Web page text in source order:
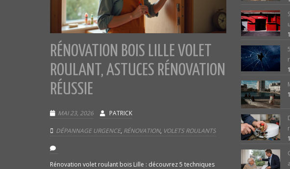
RÉNOVATION BOIS LILLE VOLET
ROULANT, ASTUCES RÉNOVATION
RÉUSSIE
MAI 23, 2026 PATRICK
DÉPANNAGE URGENCE, RÉNOVATION, VOLETS ROULANTS
Rénovation volet roulant bois Lille : découvrez 5 techniques